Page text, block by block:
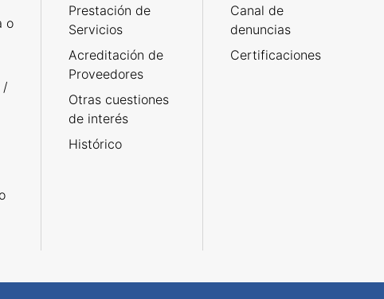
o
/
Prestación de
Servicios
Acreditación de
Proveedores
Otras cuestiones
de interés
Histórico
Canal de
denuncias
Certificaciones